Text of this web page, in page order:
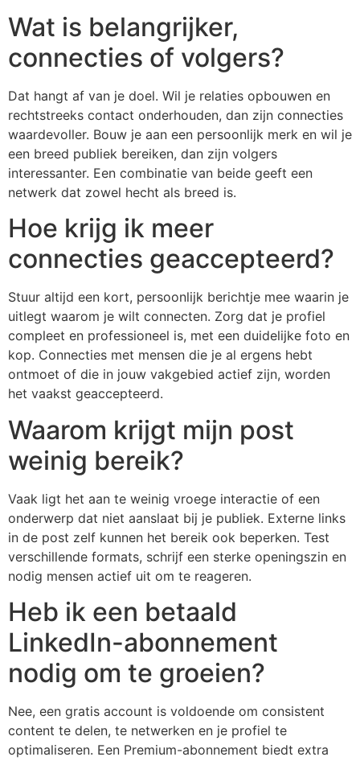
Wat is belangrijker,
connecties of volgers?
Dat hangt af van je doel. Wil je relaties opbouwen en
rechtstreeks contact onderhouden, dan zijn connecties
waardevoller. Bouw je aan een persoonlijk merk en wil je
een breed publiek bereiken, dan zijn volgers
interessanter. Een combinatie van beide geeft een
netwerk dat zowel hecht als breed is.
Hoe krijg ik meer
connecties geaccepteerd?
Stuur altijd een kort, persoonlijk berichtje mee waarin je
uitlegt waarom je wilt connecten. Zorg dat je profiel
compleet en professioneel is, met een duidelijke foto en
kop. Connecties met mensen die je al ergens hebt
ontmoet of die in jouw vakgebied actief zijn, worden
het vaakst geaccepteerd.
Waarom krijgt mijn post
weinig bereik?
Vaak ligt het aan te weinig vroege interactie of een
onderwerp dat niet aanslaat bij je publiek. Externe links
in de post zelf kunnen het bereik ook beperken. Test
verschillende formats, schrijf een sterke openingszin en
nodig mensen actief uit om te reageren.
Heb ik een betaald
LinkedIn-abonnement
nodig om te groeien?
Nee, een gratis account is voldoende om consistent
content te delen, te netwerken en je profiel te
optimaliseren. Een Premium-abonnement biedt extra